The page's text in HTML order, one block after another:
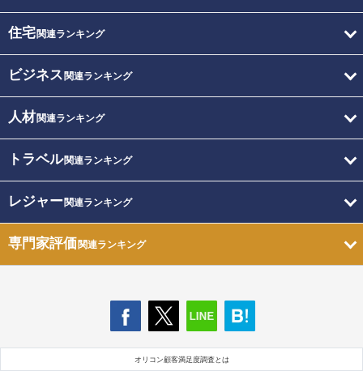
住宅関連ランキング
ビジネス 関連ランキング
人材関連ランキング
トラベル関連ランキング
レジャー関連ランキング
専門家評価関連ランキング
オリコン顧客満足度調査とは